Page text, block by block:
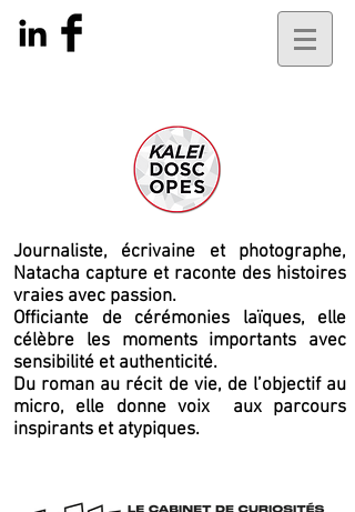
Journaliste, écrivaine et photographe,
Natacha capture et raconte des histoires
vraies avec passion.
Officiante de cérémonies laïques, elle
célèbre les moments importants avec
sensibilité et authenticité.
Du roman au récit de vie, de l’objectif au
micro, elle donne voix aux parcours
inspirants et atypiques.